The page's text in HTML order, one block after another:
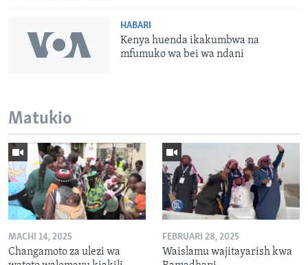
HABARI
Kenya huenda ikakumbwa na
mfumuko wa bei wa ndani
Matukio
MACHI 14, 2025
Changamoto za ulezi wa
FEBRUARI 28, 2025
Waislamu wajitayarish kwa